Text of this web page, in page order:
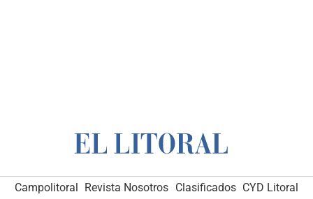
Campolitoral Revista Nosotros Clasificados CYD Litoral